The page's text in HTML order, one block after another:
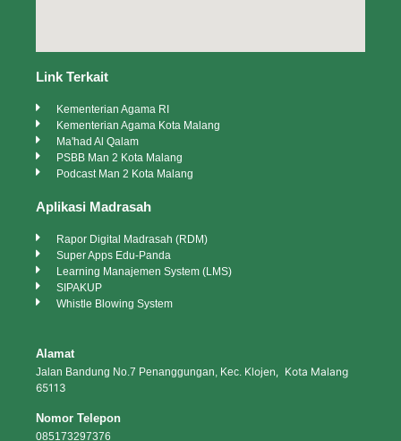
Link Terkait
Kementerian Agama RI
Kementerian Agama Kota Malang
Ma'had Al Qalam
PSBB Man 2 Kota Malang
Podcast Man 2 Kota Malang
Aplikasi Madrasah
Rapor Digital Madrasah (RDM)
Super Apps Edu-Panda
Learning Manajemen System (LMS)
SIPAKUP
Whistle Blowing System
Alamat
Jalan Bandung No.7 Penanggungan, Kec. Klojen, Kota Malang
65113
Nomor Telepon
085173297376